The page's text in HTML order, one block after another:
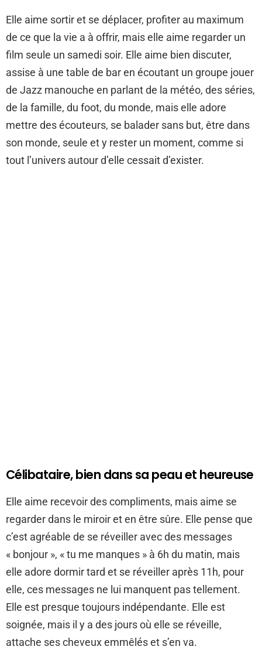
Elle aime sortir et se déplacer, profiter au maximum
de ce que la vie a à offrir, mais elle aime regarder un
film seule un samedi soir. Elle aime bien discuter,
assise à une table de bar en écoutant un groupe jouer
de Jazz manouche en parlant de la météo, des séries,
de la famille, du foot, du monde, mais elle adore
mettre des écouteurs, se balader sans but, être dans
son monde, seule et y rester un moment, comme si
tout l’univers autour d’elle cessait d’exister.
Célibataire, bien dans sa peau et heureuse
Elle aime recevoir des compliments, mais aime se
regarder dans le miroir et en être sûre. Elle pense que
c’est agréable de se réveiller avec des messages
« bonjour », « tu me manques » à 6h du matin, mais
elle adore dormir tard et se réveiller après 11h, pour
elle, ces messages ne lui manquent pas tellement.
Elle est presque toujours indépendante. Elle est
soignée, mais il y a des jours où elle se réveille,
attache ses cheveux emmêlés et s’en va.